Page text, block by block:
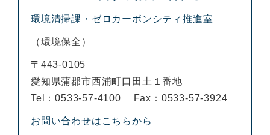
環境清掃課・ゼロカーボンシティ推進室
環境保全
〒443-0105
愛知県蒲郡市西浦町口田土１番地
Tel：0533-57-4100
Fax：0533-57-3924
お問い合わせはこちらから